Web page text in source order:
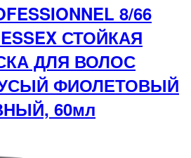
8/66
ESSEX СТОЙКАЯ
ДЛЯ ВОЛОС
ФИОЛЕТОВЫЙ
60мл